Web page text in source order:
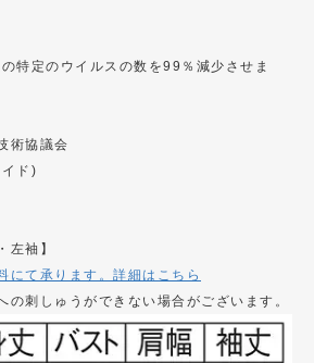
特定のウイルスの数を99％減少させま
術協議会
ド)
左袖】
にて承ります。詳細はこちら
刺しゅうができない場合がございます。